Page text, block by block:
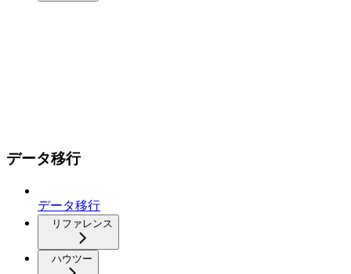
データ移行
データ移行
リファレンス
ハウツー